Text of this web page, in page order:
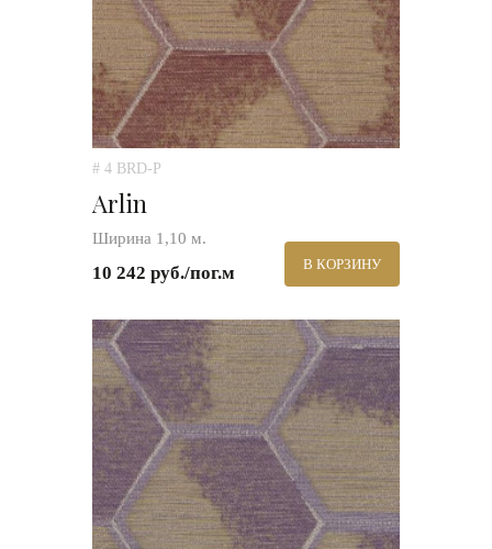
# 4 BRD-P
Arlin
Ширина 1,10 м.
10 242 руб./пог.м В КОРЗИНУ